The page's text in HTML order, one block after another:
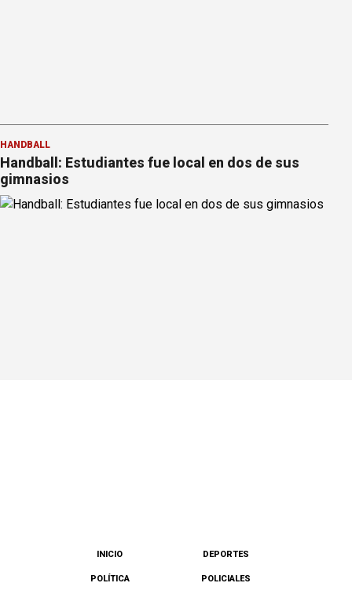
HANDBALL
Handball: Estudiantes fue local en dos de sus
gimnasios
INICIO DEPORTES
POLÍTICA POLICIALES